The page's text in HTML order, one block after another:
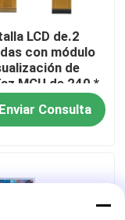
LCD de.2
con módulo
de
MCU de 240 *
resolución
Enviar Consulta